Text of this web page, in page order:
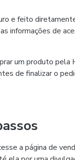
e feito
informações de
um produto
de finalizar o
a página de